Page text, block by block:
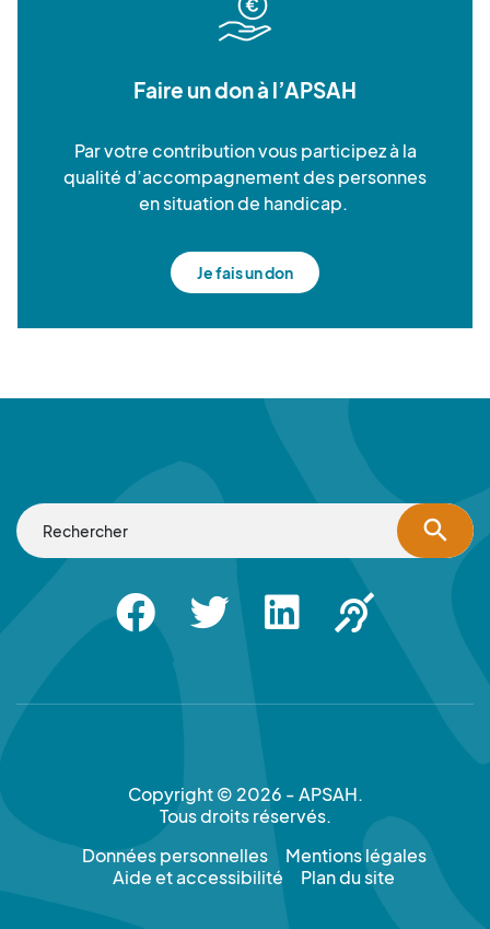
Faire un don à l’APSAH
Par votre contribution vous participez à la
qualité d’accompagnement des personnes
en situation de handicap.
Je fais un don
search
FacebookTwitter LinkedinApsah Sourd
Copyright © 2026 - APSAH.
Tous droits réservés.
Données personnelles
Mentions légales
Aide et accessibilité
Plan du site